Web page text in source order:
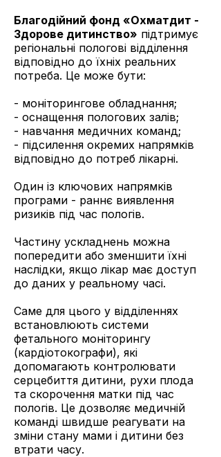
Благодійний фонд «Охматдит -
Здорове дитинство» підтримує
регіональні пологові відділення
відповідно до їхніх реальних
потреба. Це може бути:
- моніторингове обладнання;
- оснащення пологових залів;
- навчання медичних команд;
- підсилення окремих напрямків
відповідно до потреб лікарні.
Один із ключових напрямків
програми - раннє виявлення
ризиків під час пологів.
Частину ускладнень можна
попередити або зменшити їхні
наслідки, якщо лікар має доступ
до даних у реальному часі.
Саме для цього у відділеннях
встановлюють системи
фетального моніторингу
(кардіотокографи), які
допомагають контролювати
серцебиття дитини, рухи плода
та скорочення матки під час
пологів. Це дозволяє медичній
команді швидше реагувати на
зміни стану мами і дитини без
втрати часу.